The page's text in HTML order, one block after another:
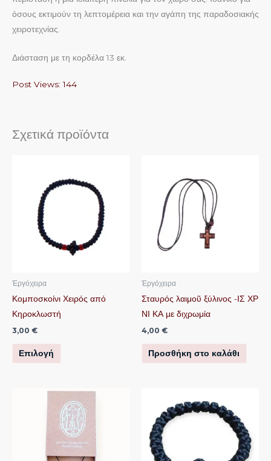
όσους εκτιμούν τη λεπτομέρεια και την αγάπη της παραδοσιακής
χειροτεχνίας.
Διάσταση με τη κορδέλα 13 εκ.
Post Views: 144
Σχετικά προϊόντα
Ἐργόχειρα
Κομποσκοίνι Χειρός από
Κηροκλωστή
3,00 €
Επιλογή
το
πολλαπλές
παραλλαγές.
Οι
να
επιλεγούν
σελίδα
Ἐργόχειρα
Σταυρός λαιμοῦ ξύλινος -ΙΣ ΧΡ
ΝΙ ΚΑ με διχρωμία
4,00 €
Προσθήκη στο καλάθι
το
πολλαπλές